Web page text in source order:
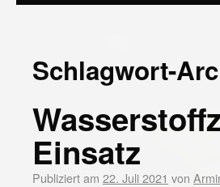
Schlagwort-
Einsatz
Publiziert am 22. Juli 2021 von